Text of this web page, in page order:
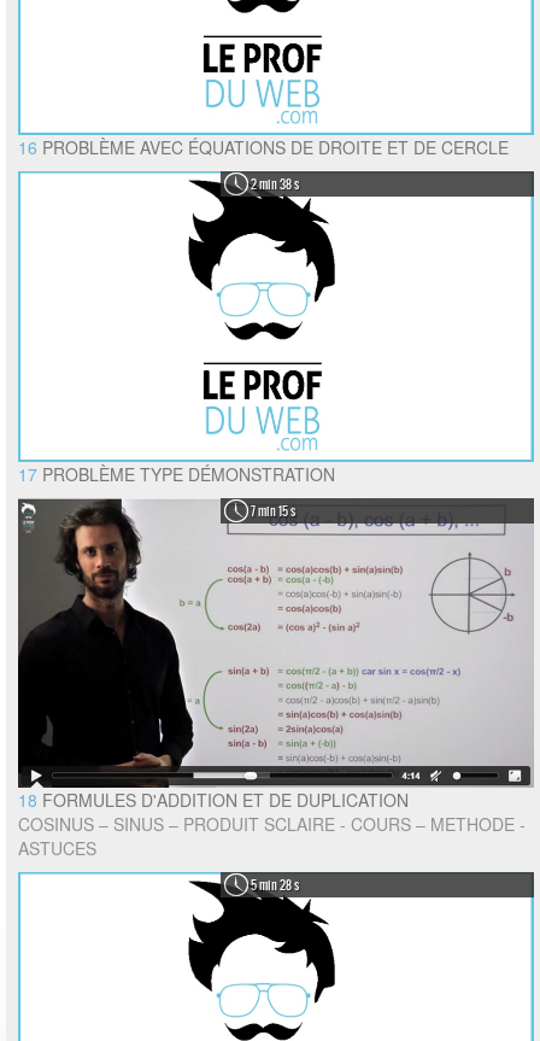
16 PROBLÈME AVEC ÉQUATIONS DE DROITE ET DE CERCLE
2 min 38 s
17 PROBLÈME TYPE DÉMONSTRATION
7 min 15 s
18 FORMULES D'ADDITION ET DE DUPLICATION
COSINUS – SINUS – PRODUIT SCLAIRE - COURS – METHODE -
ASTUCES
5 min 28 s